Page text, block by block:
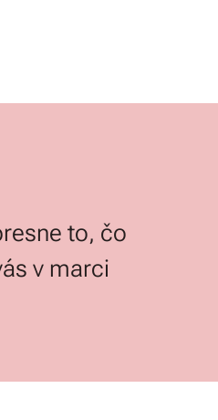
to, čo
v marci